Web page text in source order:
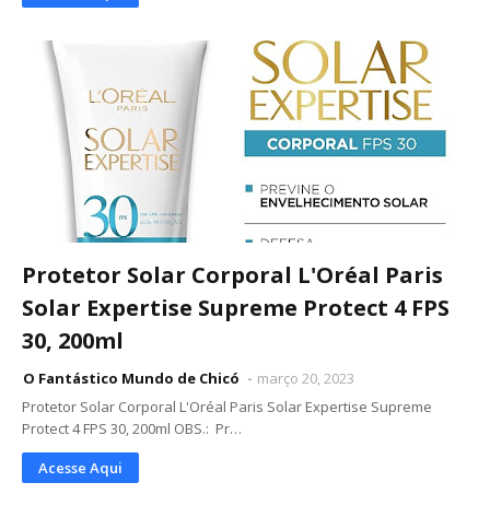
Protetor Solar Corporal L'Oréal Paris
Solar Expertise Supreme Protect 4 FPS
30, 200ml
O Fantástico Mundo de Chicó
março 20, 2023
Protetor Solar Corporal L'Oréal Paris Solar Expertise Supreme
Protect 4 FPS 30, 200ml OBS.: Pr…
Acesse Aqui